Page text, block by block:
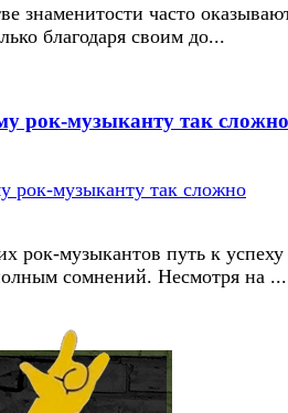
знаменитости часто
благодаря своим до...
рок-музыканту так сложно
рок-музыкантов путь к успеху
сомнений. Несмотря на ...